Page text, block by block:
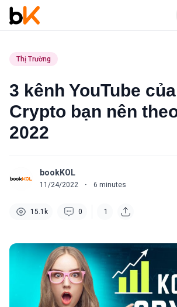
Thị Trường
3 kênh YouTube
Crypto bạn nên
2022
bookKOL
11/24/2022 · 6 minutes
15.1k 0 1